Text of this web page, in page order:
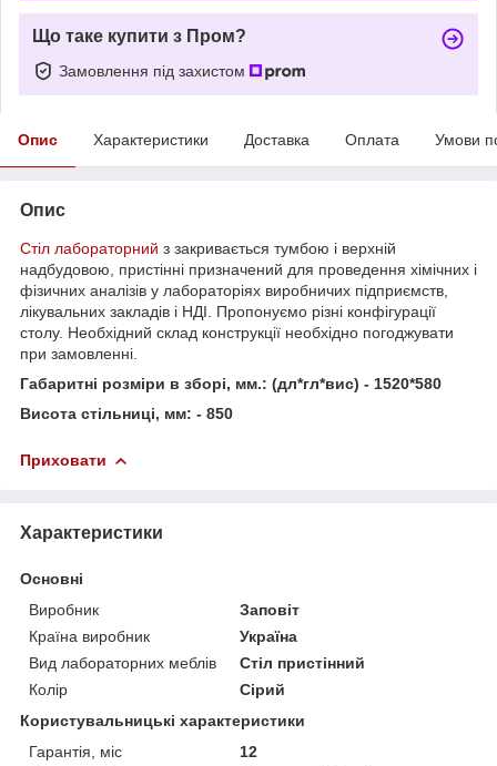
Що таке купити з Пром?
Замовлення під захистом
Опис Характеристики Доставка Оплата Умови
Опис
Стіл лабораторний з закривається тумбою і верхній
надбудовою, пристінні призначений для проведення хімічних і
фізичних аналізів у лабораторіях виробничих підприємств,
лікувальних закладів і НДІ. Пропонуємо різні конфігурації
столу. Необхідний склад конструкції необхідно погоджувати
при замовленні.
Габаритні розміри в зборі, мм.: (дл*гл*вис) - 1520*580
Висота стільниці, мм: - 850
Приховати
Характеристики
Основні
Виробник
Заповіт
Країна виробник
Україна
Вид лабораторних меблів
Стіл пристінний
Колір
Сірий
Користувальницькі характеристики
Гарантія, міс
12